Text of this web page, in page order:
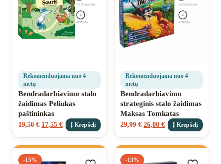
Rekomenduojama nuo 4
metų
Bendradarbiavimo stalo
žaidimas Peliukas
paštininkas
19,50€ 17,55 € Į Krepšelį
Rekomenduojama nuo 4
metų
Bendradarbiavimo
strateginis stalo žaidimas
Maksas Tomkatas
29,99€ 26,00 € Į Krepšelį
-15% -13%